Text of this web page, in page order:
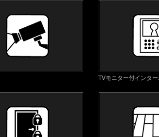
TVモニター付インター